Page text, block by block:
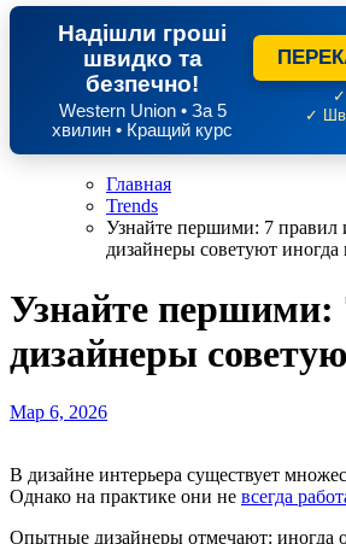
Надішли гроші
швидко та
безпечно!
Western Union • За 5
хвилин • Кращий курс
✓
✓
Главная
Trends
Узнайте першими: 7 правил
дизайнеры советуют иногда
Узнайте першими:
дизайнеры
Мар 6, 2026
В дизайне интерьера существует множество принципов, которые годами повторяют в журналах и советах по ремонту.
Однако на практике они не всегда
Опытные дизайнеры отмечают: иногда